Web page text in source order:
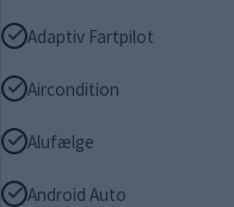
Adaptiv Fartpilot
Aircondition
Alufælge
Android Auto